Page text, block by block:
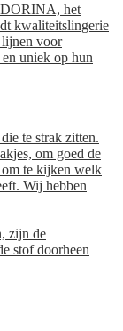
het
kwaliteitslingerie
lijnen voor
uniek op hun
te strak zitten.
om goed de
om te kijken welk
Wij hebben
zijn de
stof doorheen